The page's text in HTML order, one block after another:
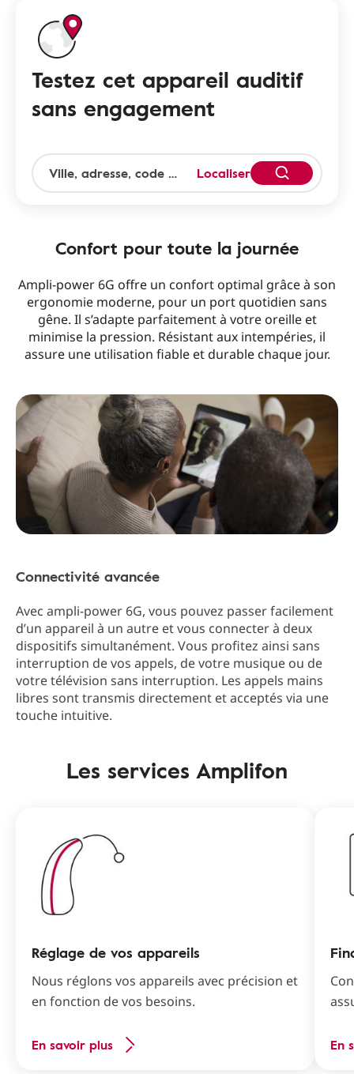
Testez cet appareil auditif
sans engagement
Localiser
Confort pour toute la journée
Ampli-power 6G offre un confort optimal grâce à son
ergonomie moderne, pour un port quotidien sans
gêne. Il s’adapte parfaitement à votre oreille et
minimise la pression. Résistant aux intempéries, il
assure une utilisation fiable et durable chaque jour.
Connectivité avancée
Avec ampli-power 6G, vous pouvez passer facilement
d’un appareil à un autre et vous connecter à deux
dispositifs simultanément. Vous profitez ainsi sans
interruption de vos appels, de votre musique ou de
votre télévision sans interruption. Les appels mains
libres sont transmis directement et acceptés via une
touche intuitive.
Les services Amplifon
Réglage de vos appareils
Nous réglons vos appareils avec précision et
en fonction de vos besoins.
En savoir plus En